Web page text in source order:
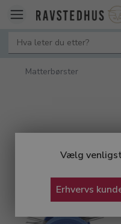
Vælg
Erhvervs
Matterbørster